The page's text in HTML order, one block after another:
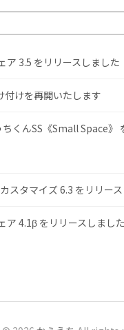
ア 3.5 をリリースしました
付けを再開いたします
ちくんSS《Small Space》
スタマイズ 6.3 をリリー
ア 4.1β をリリースしました